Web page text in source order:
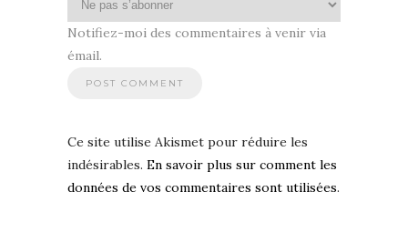
Notifiez-moi des commentaires à venir via
émail.
Ce site utilise Akismet pour réduire les
indésirables. En savoir plus sur comment les
données de vos commentaires sont utilisées.